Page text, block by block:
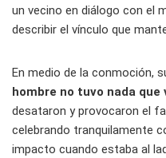
un vecino en diálogo con el
describir el vínculo que
En medio de la conmoción,
hombre no tuvo nada
desataron y provocaron el
celebrando tranquilamente
impacto cuando estaba al